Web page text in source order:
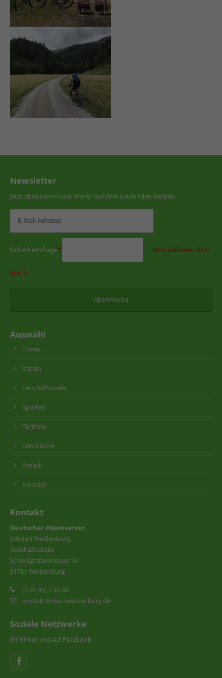
Newsletter
Jetzt abonnieren und immer auf dem Laufenden bleiben
Sicherheitsfrage* Bitte addieren Sie 9
und 9.
Auswahl
Home
Verein
Geschäftsstelle
Sparten
Termine
DAV-Hütte
Verleih
Kontakt
Kontakt
Deutscher Alpenverein
Sektion Weißenburg,
Geschäftsstelle
Schießgrabenmauer 14
91781 Weißenburg
(0 91 41) 7 30 20
kontakt@dav-weissenburg.de
Soziale Netzwerke
Ihr findet uns auf Facebook: